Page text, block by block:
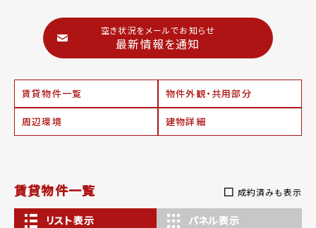
空き状況をメールでお知らせ
最新情報を通知
賃貸物件一覧 物件外観・共用部分
周辺環境 建物詳細
賃貸物件一覧 成約済みも表示
リスト表示 パネル表示